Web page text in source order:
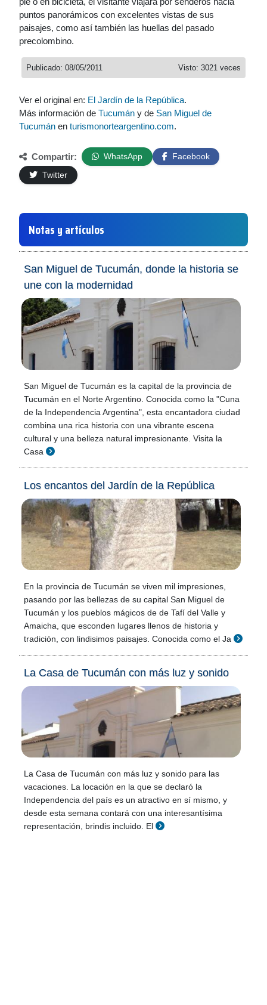
puntos panorámicos con excelentes vistas de sus
paisajes, como así también las huellas del pasado
precolombino.
Visto: 3021 veces
Publicado: 08/05/2011
Ver el original en: El Jardín de la República.
Más información de Tucumán y de San Miguel de
Tucumán en turismonorteargentino.com.
Compartir: WhatsApp
Facebook
Twitter
Notas y artículos
San Miguel de Tucumán, donde la historia se
une con la modernidad
San Miguel de Tucumán es la capital de la provincia de
Tucumán en el Norte Argentino. Conocida como la "Cuna
de la Independencia Argentina", esta encantadora ciudad
combina una rica historia con una vibrante escena
cultural y una belleza natural impresionante. Visita la
Casa
Los encantos del Jardín de la República
En la provincia de Tucumán se viven mil impresiones,
pasando por las bellezas de su capital San Miguel de
Tucumán y los pueblos mágicos de de Tafí del Valle y
Amaicha, que esconden lugares llenos de historia y
tradición, con lindisimos paisajes. Conocida como el Ja
La Casa de Tucumán con más luz y sonido
La Casa de Tucumán con más luz y sonido para las
vacaciones. La locación en la que se declaró la
Independencia del país es un atractivo en sí mismo, y
desde esta semana contará con una interesantísima
representación, brindis incluido. El